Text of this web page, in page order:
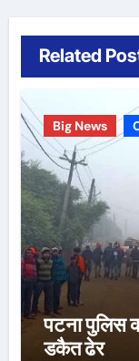
Related
Big News
पटना पुलिस
डकैत ढेर